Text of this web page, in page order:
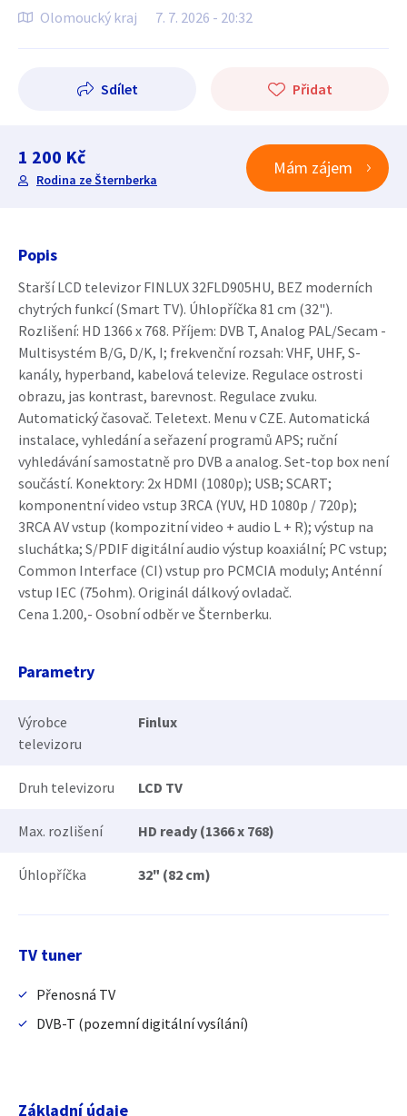
Olomoucký kraj 7. 7. 2026 - 20:32
Sdílet Přidat
1 200 Kč
Rodina ze Šternberka
Mám zájem
Popis
Starší LCD televizor FINLUX 32FLD905HU, BEZ moderních
chytrých funkcí (Smart TV). Úhlopříčka 81 cm (32").
Rozlišení: HD 1366 x 768. Příjem: DVB T, Analog PAL/Secam -
Multisystém B/G, D/K, I; frekvenční rozsah: VHF, UHF, S-
kanály, hyperband, kabelová televize. Regulace ostrosti
obrazu, jas kontrast, barevnost. Regulace zvuku.
Automatický časovač. Teletext. Menu v CZE. Automatická
instalace, vyhledání a seřazení programů APS; ruční
vyhledávání samostatně pro DVB a analog. Set-top box není
součástí. Konektory: 2x HDMI (1080p); USB; SCART;
komponentní video vstup 3RCA (YUV, HD 1080p / 720p);
3RCA AV vstup (kompozitní video + audio L + R); výstup na
sluchátka; S/PDIF digitální audio výstup koaxiální; PC vstup;
Common Interface (CI) vstup pro PCMCIA moduly; Anténní
vstup IEC (75ohm). Originál dálkový ovladač.
Cena 1.200,- Osobní odběr ve Šternberku.
Parametry
Výrobce
televizoru
Finlux
Druh televizoru LCD TV
Max. rozlišení HD ready (1366 x 768)
Úhlopříčka 32" (82 cm)
TV tuner
Přenosná TV
DVB-T (pozemní digitální vysílání)
Základní údaje